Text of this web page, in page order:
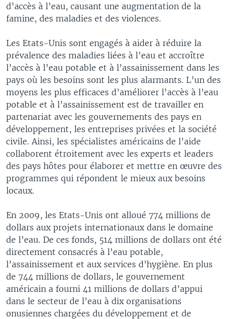
d’accès à l’eau, causant une augmentation de la
famine, des maladies et des violences.
Les Etats-Unis sont engagés à aider à réduire la
prévalence des maladies liées à l’eau et accroître
l’accès à l’eau potable et à l’assainissement dans les
pays où les besoins sont les plus alarmants. L’un des
moyens les plus efficaces d’améliorer l’accès à l’eau
potable et à l’assainissement est de travailler en
partenariat avec les gouvernements des pays en
développement, les entreprises privées et la société
civile. Ainsi, les spécialistes américains de l’aide
collaborent étroitement avec les experts et leaders
des pays hôtes pour élaborer et mettre en œuvre des
programmes qui répondent le mieux aux besoins
locaux.
En 2009, les Etats-Unis ont alloué 774 millions de
dollars aux projets internationaux dans le domaine
de l’eau. De ces fonds, 514 millions de dollars ont été
directement consacrés à l’eau potable,
l’assainissement et aux services d’hygiène. En plus
de 744 millions de dollars, le gouvernement
américain a fourni 41 millions de dollars d’appui
dans le secteur de l’eau à dix organisations
onusiennes chargées du développement et de